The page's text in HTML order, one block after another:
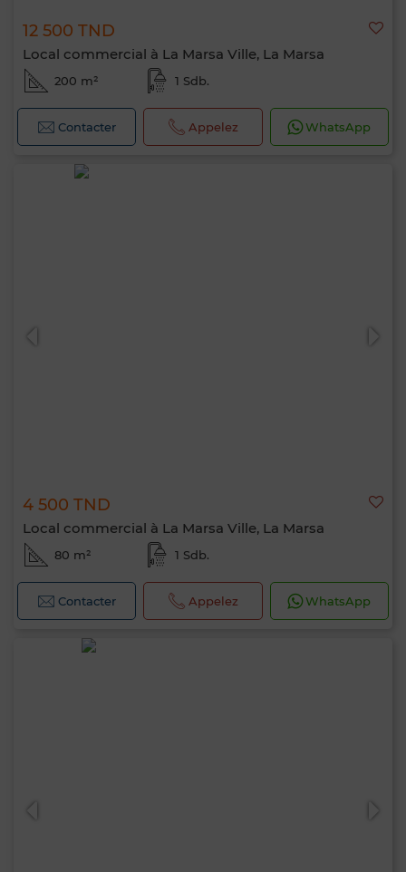
12 500 TND
Local commercial à La Marsa Ville, La Marsa
200 m² 1 Sdb.
Contacter Appelez WhatsApp
4 500 TND
Local commercial à La Marsa Ville, La Marsa
80 m² 1 Sdb.
Contacter Appelez WhatsApp